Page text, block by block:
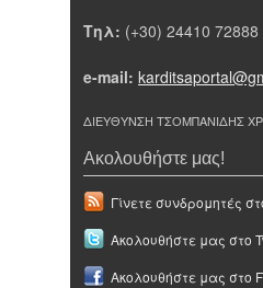
Τηλ: (+30) 24410 72888
e-mail:
ΔΙΕΥΘΥΝΣΗ ΤΣΟΜΠΑΝΙΔΗΣ
Ακολουθήστε μας!
Γίνετε συνδρομητές
Ακολουθήστε μας στο
Ακολουθήστε μας στο